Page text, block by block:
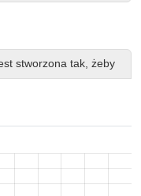
stworzona tak, żeby
stworzona tak, żeby